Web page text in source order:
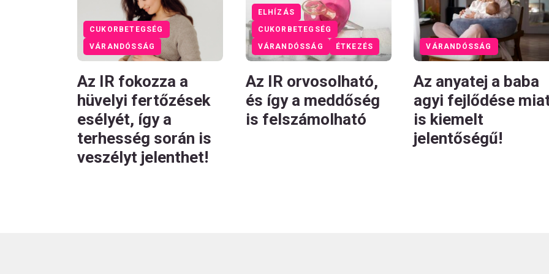
VÁRANDÓSSÁG
CUKORBETEGSÉG
Az IR fokozza a
hüvelyi fertőzések
esélyét, így a
terhesség során is
veszélyt jelenthet!
VÁRANDÓSSÁG ÉTKEZÉS
CUKORBETEGSÉG
ELHÍZÁS
Az IR orvosolható,
és így a meddőség
is felszámolható
VÁRANDÓSSÁG
Az anyatej a baba
agyi fejlődése
is kiemelt
jelentőségű!